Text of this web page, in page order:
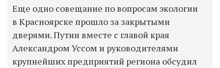
Еще одно совещание по вопросам экологии
в Красноярске прошло за закрытыми
дверями. Путин вместе с главой края
Александром Уссом и руководителями
крупнейших предприятий региона обсудил